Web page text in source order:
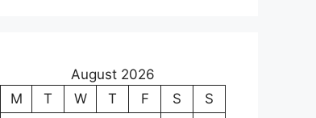
August 2026
M
T W T F S
S